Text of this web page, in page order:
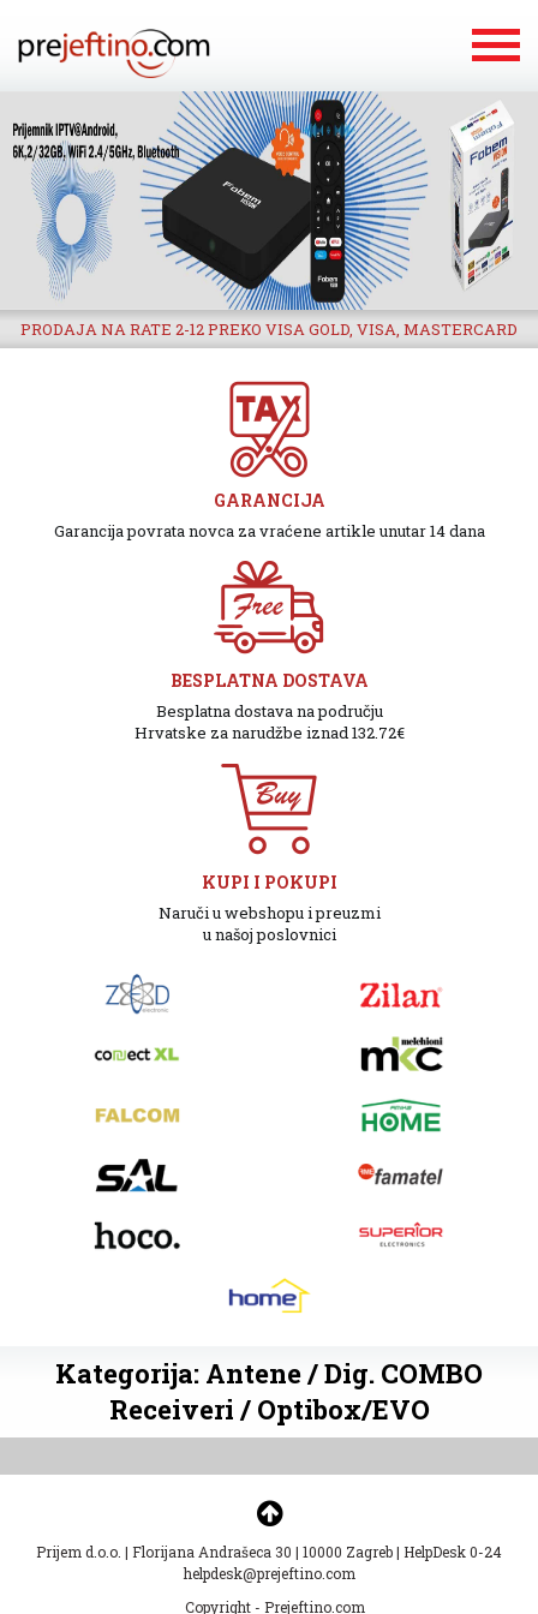
PRODAJA NA RATE 2-12 PREKO VISA GOLD, VISA, MASTERCARD
GARANCIJA
Garancija povrata novca za vraćene artikle unutar 14 dana
BESPLATNA DOSTAVA
Besplatna dostava na području
Hrvatske za narudžbe iznad 132.72€
KUPI I POKUPI
Naruči u webshopu i preuzmi
u našoj poslovnici
Kategorija: Antene / Dig. COMBO
Receiveri / Optibox/EVO
Prijem d.o.o. | Florijana Andrašeca 30 | 10000 Zagreb| HelpDesk 0-24
helpdesk@prejeftino.com
Copyright - Prejeftino.com